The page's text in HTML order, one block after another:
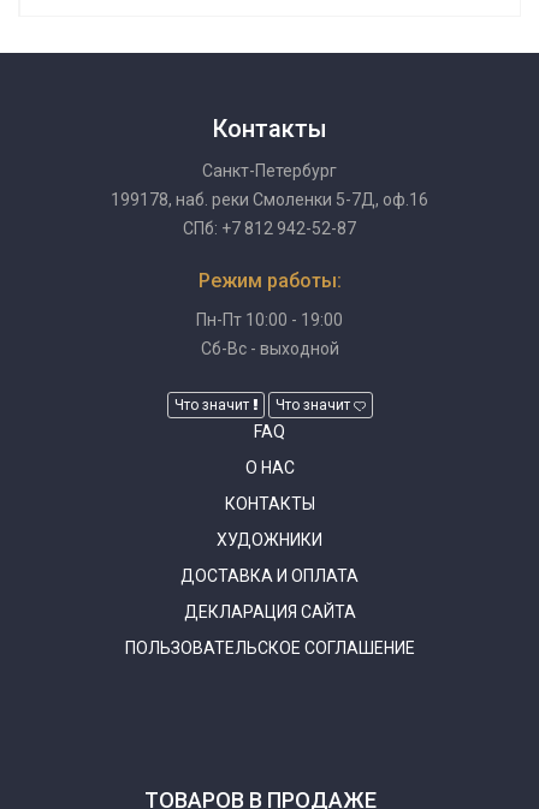
Контакты
Санкт-Петербург
199178, наб. реки Смоленки 5-7Д, оф.16
СПб: +7 812 942-52-87
Режим работы:
Пн-Пт 10:00 - 19:00
Сб-Вс - выходной
Что значит Что значит
FAQ
О НАС
КОНТАКТЫ
ХУДОЖНИКИ
ДОСТАВКА И ОПЛАТА
ДЕКЛАРАЦИЯ САЙТА
ПОЛЬЗОВАТЕЛЬСКОЕ СОГЛАШЕНИЕ
ТОВАРОВ В ПРОДАЖЕ